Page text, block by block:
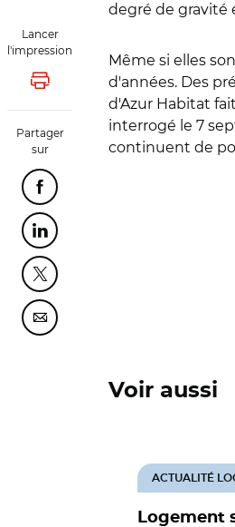
Lancer
l'impression
Lancer l'impression
Partager
sur
Partager cette page sur
Partager cette page sur
Partager cette page sur
Partager cette page sur
degré de gravité
Même si elles
d'années. Des
d'Azur Habitat
interrogé le 7
continuent de
Voir aussi
Logement
ACTUALITÉ